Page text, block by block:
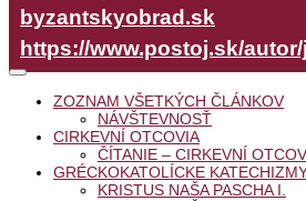
byzantskyobrad.sk
https://www.postoj.sk/
ZOZNAM VŠETKÝCH ČLÁNKOV
NÁVŠTEVNOSŤ
CIRKEVNÍ OTCOVIA
ČÍTANIE – CIRKEVNÍ
GRÉCKOKATOLÍCKE
KRISTUS NAŠA PASCHA I.